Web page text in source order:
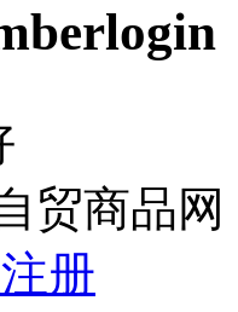
login
贸商品网
册